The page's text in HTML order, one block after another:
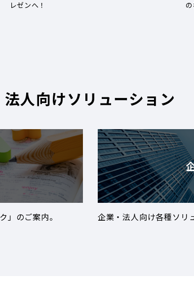
レゼンへ！
人向けソリューション
」のご案内。
企業・法人向け各種ソリ